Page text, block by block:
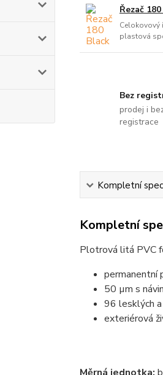
Řezač
Celokovový
plastová
Bez
prodej i
registrace
Kompletní
Kompletní
Plotrová litá PVC
permanentní
50 µm s
96 lesklých
exteriérová